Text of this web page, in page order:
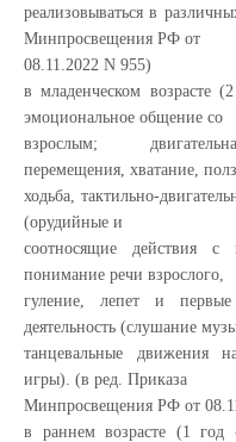
реализовываться в
Минпросвещения РФ от
08.11.2022 N 955)
в младенческом возрасте
эмоциональное общение со
взрослым;
перемещения, хватание,
ходьба, тактильно-
(орудийные и
соотносящие действия с
понимание речи взрослого,
гуление, лепет и первые
деятельность (слушание
танцевальные движения
игры). (в ред. Приказа
Минпросвещения РФ от
в раннем возрасте (1 год